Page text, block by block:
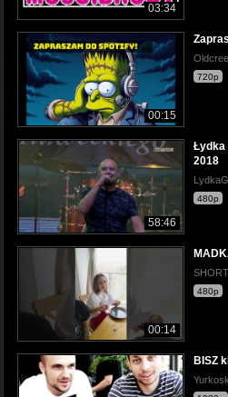
03:34
00:15
720p
58:46
Łydka
2018
480p
00:14
480p
BISZ